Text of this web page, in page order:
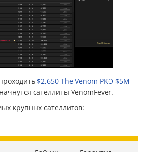
$2,650 The Venom PKO $5M
сателлиты VenomFever.
крупных сателлитов: